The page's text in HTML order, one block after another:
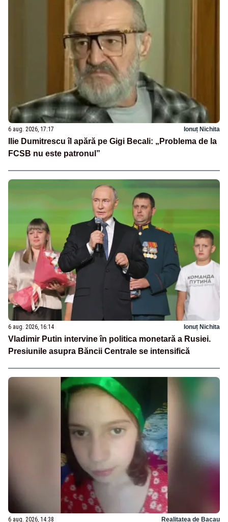
6 aug. 2026, 17:17 Ionuț Nichita
Ilie Dumitrescu îl apără pe Gigi Becali: „Problema de la
FCSB nu este patronul”
6 aug. 2026, 16:14 Ionuț Nichita
Vladimir Putin intervine în politica monetară a Rusiei.
Presiunile asupra Băncii Centrale se intensifică
6 aug. 2026, 14:38 Realitatea de Bacau